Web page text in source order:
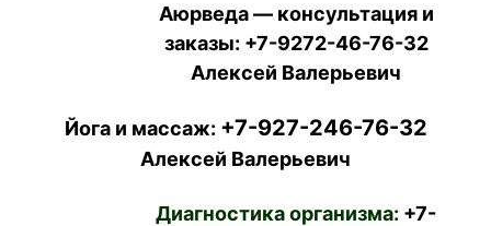
Аюрведа — консультация и
заказы: +7-9272-46-76-32
Алексей Валерьевич
Йога и массаж: +7-927-246-76-32
Алексей Валерьевич
Диагностика организма: +7-